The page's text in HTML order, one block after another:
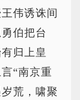
伟诱诛间
伯把台
归上皇
“南京重
荒，啸聚